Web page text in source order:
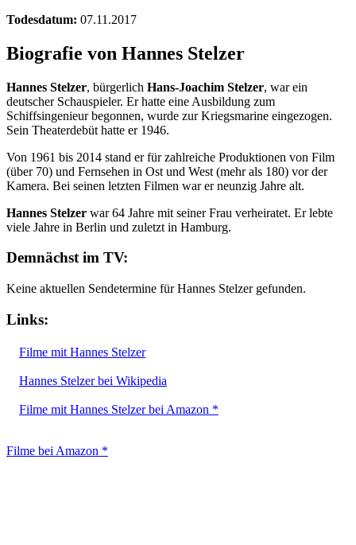
Todesdatum: 07.11.2017
Biografie von Hannes Stelzer
Hannes Stelzer, bürgerlich Hans-Joachim Stelzer, war ein
deutscher Schauspieler. Er hatte eine Ausbildung zum
Schiffsingenieur begonnen, wurde zur Kriegsmarine eingezogen.
Sein Theaterdebüt hatte er 1946.
Von 1961 bis 2014 stand er für zahlreiche Produktionen von Film
(über 70) und Fernsehen in Ost und West (mehr als 180) vor der
Kamera. Bei seinen letzten Filmen war er neunzig Jahre alt.
Hannes Stelzer war 64 Jahre mit seiner Frau verheiratet. Er lebte
viele Jahre in Berlin und zuletzt in Hamburg.
Demnächst im TV:
Keine aktuellen Sendetermine für Hannes Stelzer gefunden.
Links:
Filme mit Hannes Stelzer
Hannes Stelzer bei Wikipedia
Filme mit Hannes Stelzer bei Amazon *
Filme bei Amazon *